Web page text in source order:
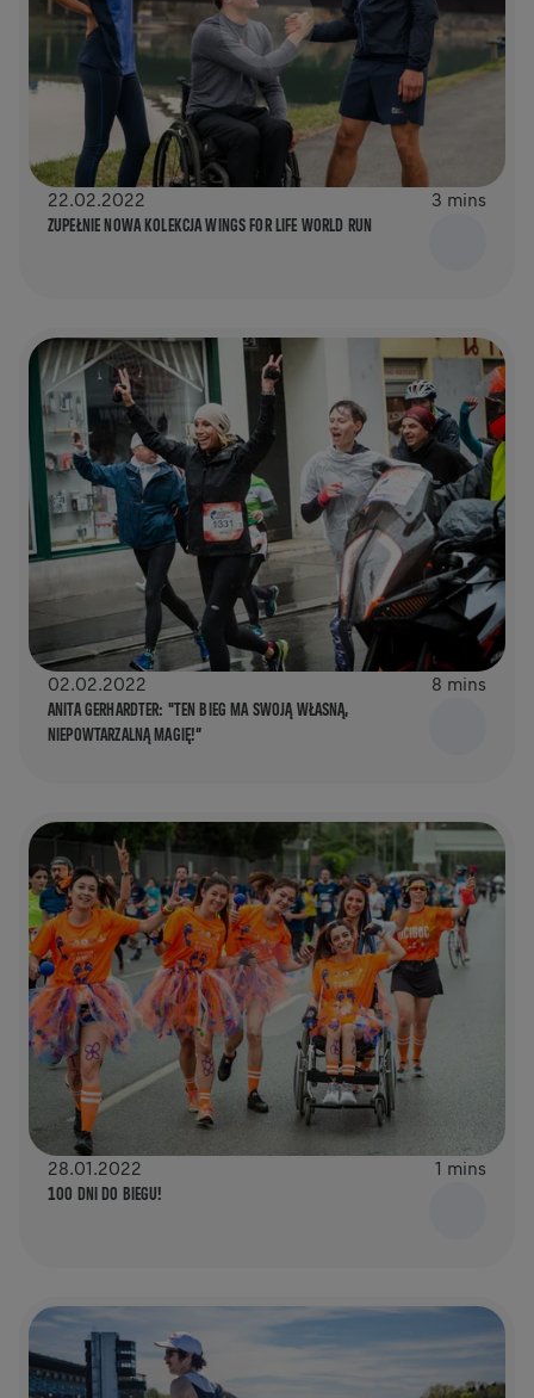
22.02.2022 3 mins
ZUPEŁNIE NOWA KOLEKCJA WINGS FOR LIFE WORLD RUN
02.02.2022 8 mins
ANITA GERHARDTER: "TEN BIEG MA SWOJĄ WŁASNĄ,
NIEPOWTARZALNĄ MAGIĘ!”
28.01.2022 1 mins
100 DNI DO BIEGU!